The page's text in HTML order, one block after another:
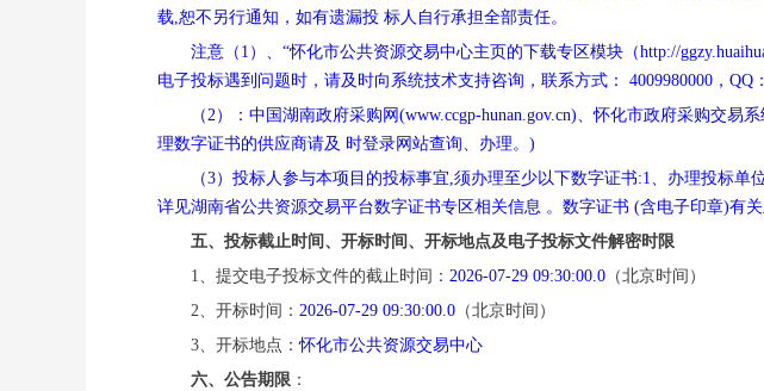
载,恕不另行通知，如有遗漏投 标人自行承担全部责任。
注意（ 1）、“怀化市公共资源交易中心主页的下载专区模块（http://
电子投标遇到问题时，请及时向系统技术支持咨询，联系方式： 4009980000，
（2）：中国湖南政府采购网(www.ccgp-hunan.gov.cn)、怀化市政府采购交易
理数字证书的供应商请及 时登录网站查询、办理。)
（3）投标人参与本项目的投标事宜,须办理至少以下数字证书:1、办理投标
详见湖南省公共资源交易平台数字证书专区相关信息 。数字证书 (含电子印章)有关
五、投标截止时间、开标时间、开标地点及电子投标文件解密时限
1、提交电子投标文件的截止时间： 2026-07-29 09:30:00.0 （北京时间）
2、开标时间： 2026-07-29 09:30:00.0 （北京时间）
3、开标地点：怀化市公共资源交易中心
六、公告期限 ：